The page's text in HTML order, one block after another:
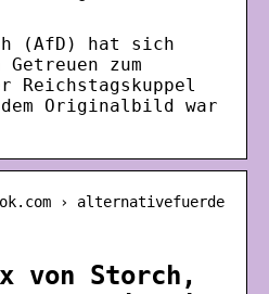
(AfD) hat sich
zum
Originalbild war
› alternativefuerde
von Storch,